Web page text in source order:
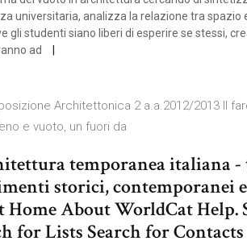
universitaria, analizza la relazione tra
gli studenti siano liberi di esperire se stessi,
ad
Architettonica 2 a.a.2012/2013 Il
e vuoto, un fuori da
temporanea italiana
storici, contemporanei
Home About WorldCat Help.
for Lists Search for